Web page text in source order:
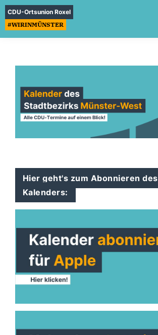
CDU-Ortsunion Roxel
#WIRINMÜNSTER
Hier geht's zum Abonnieren des
Kalenders: